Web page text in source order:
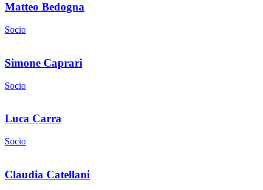
Matteo Bedogna
Socio
Simone Caprari
Socio
Luca Carra
Socio
Claudia Catellani